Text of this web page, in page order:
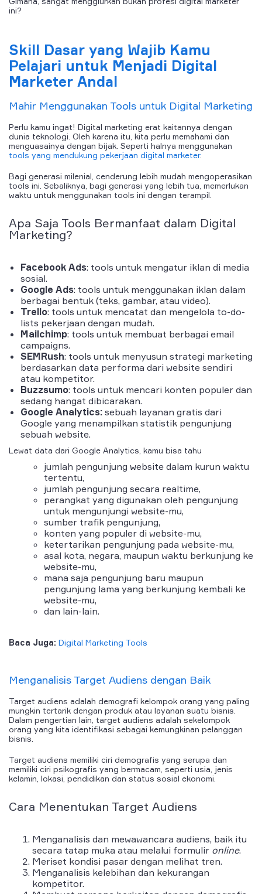
ini?
Skill Dasar yang Wajib Kamu
Pelajari untuk Menjadi Digital
Marketer Andal
Mahir Menggunakan Tools untuk Digital Marketing
Perlu kamu ingat! Digital marketing erat kaitannya dengan
dunia teknologi. Oleh karena itu, kita perlu memahami dan
menguasainya dengan bijak. Seperti halnya menggunakan
tools yang mendukung pekerjaan digital marketer.
Bagi generasi milenial, cenderung lebih mudah mengoperasikan
tools ini. Sebaliknya, bagi generasi yang lebih tua, memerlukan
waktu untuk menggunakan tools ini dengan terampil.
Apa Saja Tools Bermanfaat dalam Digital
Marketing?
Facebook Ads: tools untuk mengatur iklan di media
sosial.
Google Ads: tools untuk menggunakan iklan dalam
berbagai bentuk (teks, gambar, atau video).
Trello: tools untuk mencatat dan mengelola to-do-
lists pekerjaan dengan mudah.
Mailchimp: tools untuk membuat berbagai email
campaigns.
SEMRush: tools untuk menyusun strategi marketing
berdasarkan data performa dari website sendiri
atau kompetitor.
Buzzsumo: tools untuk mencari konten populer dan
sedang hangat dibicarakan.
Google Analytics: sebuah layanan gratis dari
Google yang menampilkan statistik pengunjung
sebuah website.
Lewat data dari Google Analytics, kamu bisa tahu
jumlah pengunjung website dalam kurun waktu
tertentu,
jumlah pengunjung secara realtime,
perangkat yang digunakan oleh pengunjung
untuk mengunjungi website-mu,
sumber trafik pengunjung,
konten yang populer di website-mu,
ketertarikan pengunjung pada website-mu,
asal kota, negara, maupun waktu berkunjung ke
website-mu,
mana saja pengunjung baru maupun
pengunjung lama yang berkunjung kembali ke
website-mu,
dan lain-lain.
Baca Juga: Digital Marketing Tools
Menganalisis Target Audiens dengan Baik
Target audiens adalah demografi kelompok orang yang paling
mungkin tertarik dengan produk atau layanan suatu bisnis.
Dalam pengertian lain, target audiens adalah sekelompok
orang yang kita identifikasi sebagai kemungkinan pelanggan
bisnis.
Target audiens memiliki ciri demografis yang serupa dan
memiliki ciri psikografis yang bermacam, seperti usia, jenis
kelamin, lokasi, pendidikan dan status sosial ekonomi.
Cara Menentukan Target Audiens
Menganalisis dan mewawancara audiens, baik itu
secara tatap muka atau melalui formulir online.
Meriset kondisi pasar dengan melihat tren.
Menganalisis kelebihan dan kekurangan
kompetitor.